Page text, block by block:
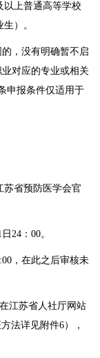
以上普通高等学校
）。
，没有明确暂不启
对应的专业或相关
申报条件仅适用于
苏省预防医学会官
24：00。
，在此之后审核未
江苏省人社厅网站
法详见附件6），